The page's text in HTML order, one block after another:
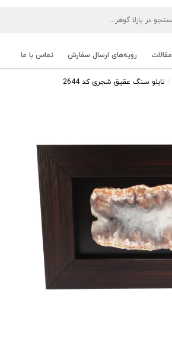
مقالات رویه‌های ارسال سفارش تماس با ما
تابلو سنگ عقیق شجری کد 2644